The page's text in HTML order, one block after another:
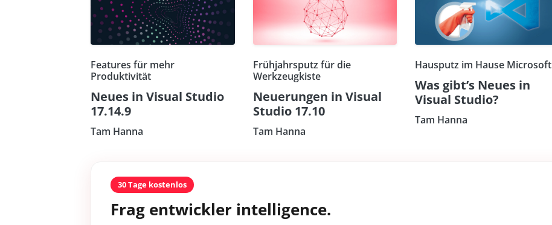
Features für mehr
Produktivität
Neues in Visual Studio
17.14.9
Tam Hanna
Frühjahrsputz für die
Werkzeugkiste
Neuerungen in Visual
Studio 17.10
Tam Hanna
Hausputz im Hause Microsoft
Was gibt’s Neues in
Visual Studio?
Tam Hanna
30 Tage kostenlos
Frag entwickler intelligence.